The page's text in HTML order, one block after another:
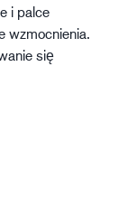
i palce
wzmocnienia.
się